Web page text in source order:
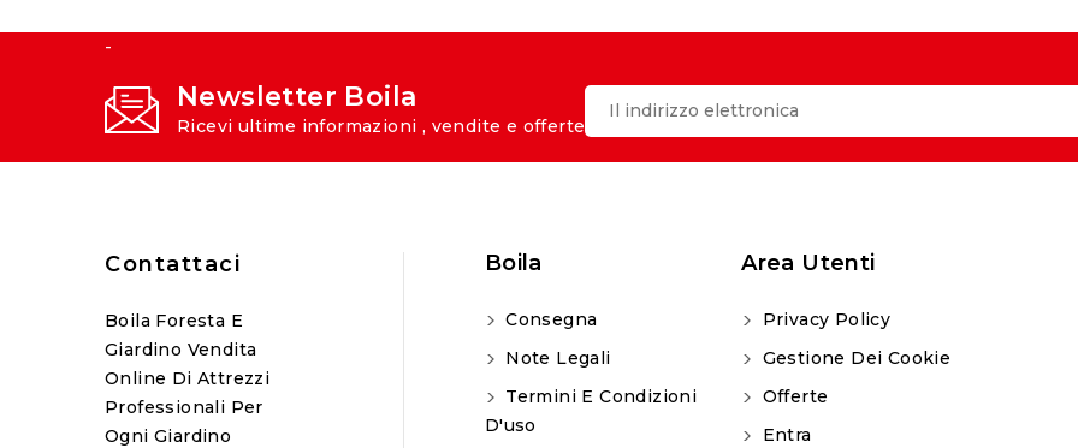
-
Newsletter Boila
Ricevi ultime informazioni , vendite e offerte
Contattaci
Boila Foresta E
Giardino Vendita
Online Di Attrezzi
Professionali Per
Ogni Giardino
Boila
Consegna
Note Legali
Termini E Condizioni
D'uso
Area Utenti
Privacy Policy
Gestione Dei Cookie
Offerte
Entra